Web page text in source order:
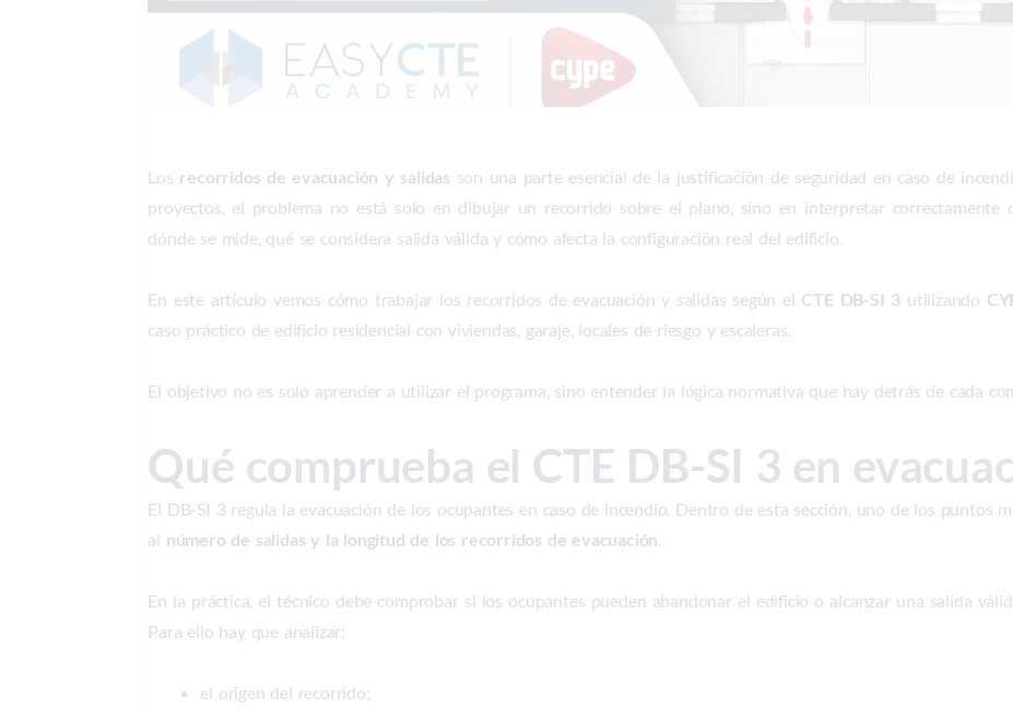
Los recorridos de evacuación y salidas son una parte esencial de la justificación de seguridad en caso de
proyectos, el problema no está solo en dibujar un recorrido sobre el plano, sino en interpretar correctamente
dónde se mide, qué se considera salida válida y cómo afecta la configuración real del edificio.
En este artículo vemos cómo trabajar los recorridos de evacuación y salidas según el CTE DB-SI 3 utilizando
caso práctico de edificio residencial con viviendas, garaje, locales de riesgo y escaleras.
El objetivo no es solo aprender a utilizar el programa, sino entender la lógica normativa que hay detrás de cada
Qué comprueba el CTE DB-SI 3 en
El DB-SI 3 regula la evacuación de los ocupantes en caso de incendio. Dentro de esta sección, uno de los puntos
al número de salidas y la longitud de los recorridos de evacuación.
En la práctica, el técnico debe comprobar si los ocupantes pueden abandonar el edificio o alcanzar una salida
Para ello hay que analizar:
el origen del recorrido;